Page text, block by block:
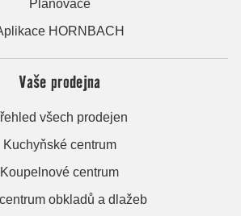
Plánovače
HORNBACH
Vaše prodejna
všech prodejen
Kuchyňské centrum
Koupelnové centrum
obkladů a dlažeb